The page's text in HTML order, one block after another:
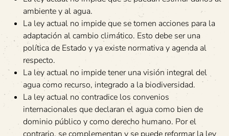
ambiente y al agua.
La ley actual no impide que se tomen acciones para la
adaptación al cambio climático. Esto debe ser una
política de Estado y ya existe normativa y agenda al
respecto.
La ley actual no impide tener una visión integral del
agua como recurso, integrado a la biodiversidad.
La ley actual no contradice los convenios
internacionales que declaran el agua como bien de
dominio público y como derecho humano. Por el